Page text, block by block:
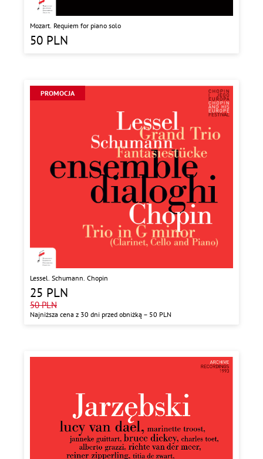
Mozart. Requiem for piano solo
50 PLN
PROMOCJA
Lessel. Schumann. Chopin
25 PLN
50 PLN
Najniższa cena z 30 dni przed obniżką – 50 PLN